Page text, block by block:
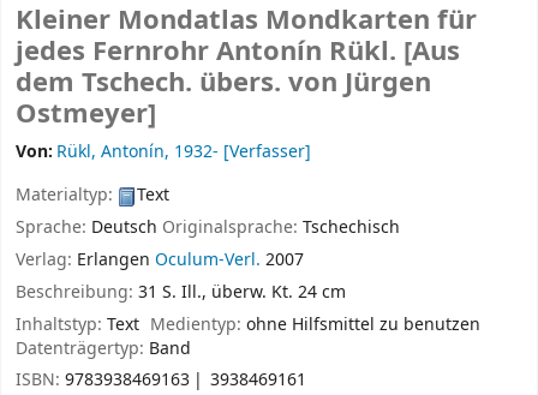
Kleiner Mondatlas Mondkarten für
jedes FernrohrAntonín Rükl. [Aus
dem Tschech. übers. von Jürgen
Ostmeyer]
Von: Rükl, Antonín, 1932- [Verfasser]
Materialtyp:
Text
Sprache: Deutsch Originalsprache: Tschechisch
Verlag: Erlangen Oculum-Verl. 2007
Beschreibung: 31 S. Ill., überw. Kt. 24 cm
Inhaltstyp: Text Medientyp:ohne Hilfsmittel zu benutzen
Datenträgertyp: Band
ISBN: 9783938469163
3938469161